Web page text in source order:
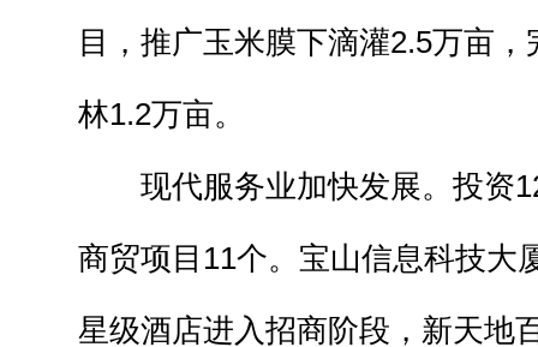
目，推广玉米膜下滴灌2.5万亩
林1.2万亩。
现代服务业加快发展。投资
商贸项目11个。宝山信息科技大
星级酒店进入招商阶段，新天地